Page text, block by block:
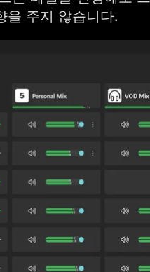
을 주지 않습니다.